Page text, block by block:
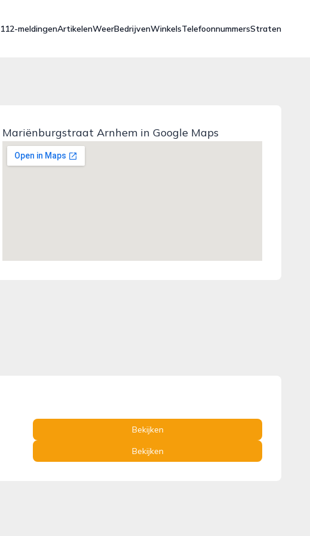
112-meldingenArtikelenWeerBedrijvenWinkelsTelefoonnummersStraten
Mariënburgstraat Arnhem in Google Maps
Bekijken
Bekijken